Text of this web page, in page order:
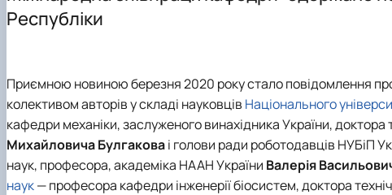
Співпраця
Республіки
Приємною новиною березня 2020 року стало повідомлення
колективом авторів у складі науковців Національного
кафедри механіки, заслуженого винахідника України,
Михайловича Булгаковаі голови ради роботодавців НУБіП
наук, професора, академіка НААН України Валерія
наук— професора кафедри інженерії біосистем, доктора